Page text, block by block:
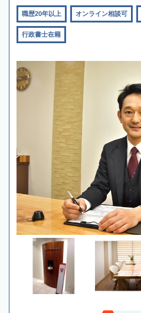
職歴20年以上 オンライン相談可
行政書士在籍